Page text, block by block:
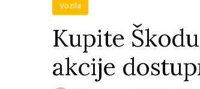
Vozila
Kupite
akcije